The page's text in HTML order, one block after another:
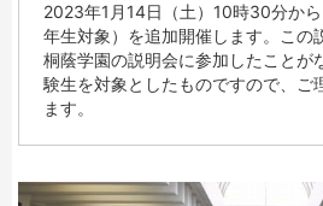
2023年1月14日（土）10時30分か
年生対象）を追加開催します。この
桐蔭学園の説明会に参加したことが
験生を対象としたものですので、ご
ます。